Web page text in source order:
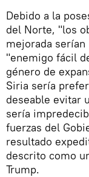
Debido a la
del Norte, "los
mejorada
"enemigo fácil
género de
Siria sería
deseable evitar
sería
fuerzas del
resultado
descrito como
Trump.